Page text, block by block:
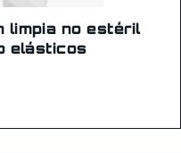
limpia no estéril
elásticos